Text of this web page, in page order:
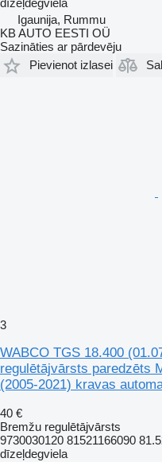
Igaunija, Rummu
KB AUTO EESTI OÜ
Sazināties ar pārdevēju
Pievienot izlasei
3
WABCO TGS 18.400
regulētājvārsts paredzēts
(2005-2021) kravas
40 €
Bremžu regulētājvārsts
9730030120 81521166090
dīzeļdegviela